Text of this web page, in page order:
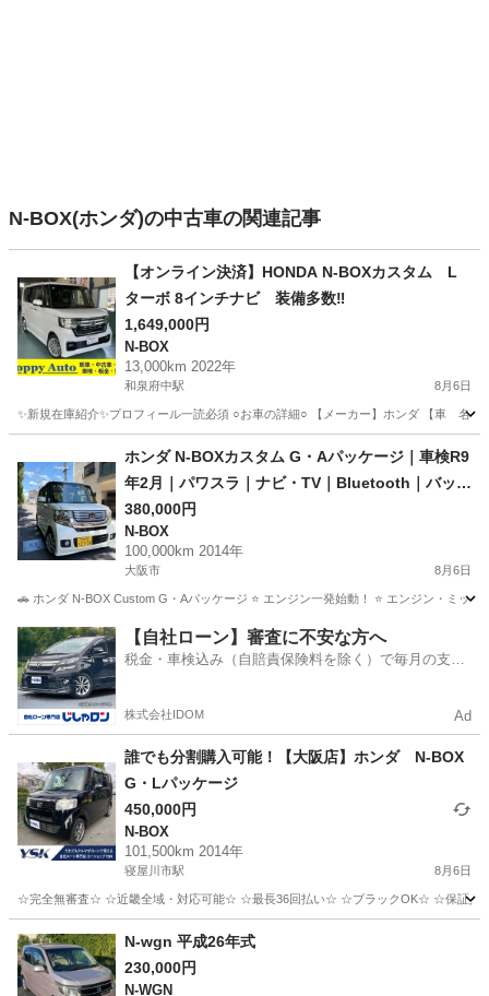
N-BOX(ホンダ)の中古車の関連記事
【オンライン決済】HONDA N-BOXカスタム L
ターボ 8インチナビ 装備多数‼️
1,649,000円
N-BOX
13,000km 2022年
和泉府中駅 8月6日
✨新規在庫紹介✨プロフィール一読必須 ○お車の詳細○ 【メーカー】ホンダ 【車
和泉府中駅 N-BOX
ホンダ N-BOXカスタム G・Aパッケージ｜車検R9
年2月｜パワスラ｜ナビ・TV｜Bluetooth｜バック
カメラ⭐
380,000円
N-BOX
100,000km 2014年
大阪市 8月6日
🚗 ホンダ N-BOX Custom G・Aパッケージ ⭐ エンジン一発始動！ ⭐ エンジン・ミッ
大阪 大阪市 N-BOX エンジン
【自社ローン】審査に不安な方へ
税金・車検込み（自賠責保険料を除く）で毎月の支払
株式会社IDOM Ad
誰でも分割購入可能！【大阪店】ホンダ N-BOX
G・Lパッケージ
450,000円
N-BOX
101,500km 2014年
寝屋川市駅 8月6日
☆完全無審査☆ ☆近畿全域・対応可能☆ ☆最長36回払い☆ ☆ブラックOK☆ ☆保証
大阪 寝屋川市 寝屋川市駅 N-BOX
N-wgn 平成26年式
230,000円
N-WGN